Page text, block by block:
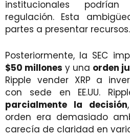
institucionales
regulación. Esta
partes a presentar recursos.
Posteriormente, la SEC
$50 millones y una orden
Ripple vender XRP a
con sede en EE.UU.
parcialmente la decisión
orden era demasiado
carecía de claridad en